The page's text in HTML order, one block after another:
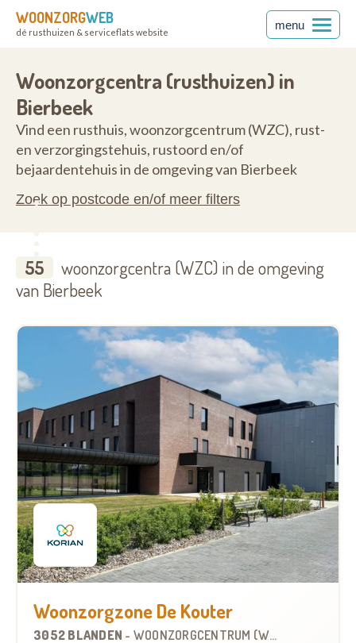
WOONZORGWEB
dé rusthuizen & serviceflats website
menu
Woonzorgcentra (rusthuizen) in
Bierbeek
Vind een rusthuis, woonzorgcentrum (WZC), rust-
en verzorgingstehuis, rustoord en/of
bejaardentehuis in de omgeving van Bierbeek
Zoek op postcode en/of meer filters
55
woonzorgcentra (WZC) in de omgeving
van Bierbeek
Woonzorgzone De Kouter
3052 BLANDEN - WOONZORGCENTRUM (WZC)